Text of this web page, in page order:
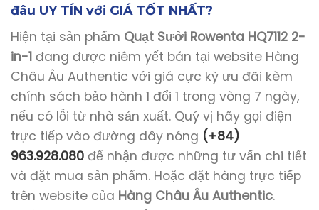
đâu UY TÍN với GIÁ TỐT NHẤT?
Hiện tại sản phẩm Quạt Sưởi Rowenta HQ7112 2-
in-1 đang được niêm yết bán tại website Hàng
Châu Âu Authentic với giá cực kỳ ưu đãi kèm
chính sách bảo hành 1 đổi 1 trong vòng 7 ngày,
nếu có lỗi từ nhà sản xuất. Quý vị hãy gọi điện
trực tiếp vào đường dây nóng (+84)
963.928.080 để nhận được những tư vấn chi tiết
và đặt mua sản phẩm. Hoặc đặt hàng trực tiếp
trên website của Hàng Châu Âu Authentic.